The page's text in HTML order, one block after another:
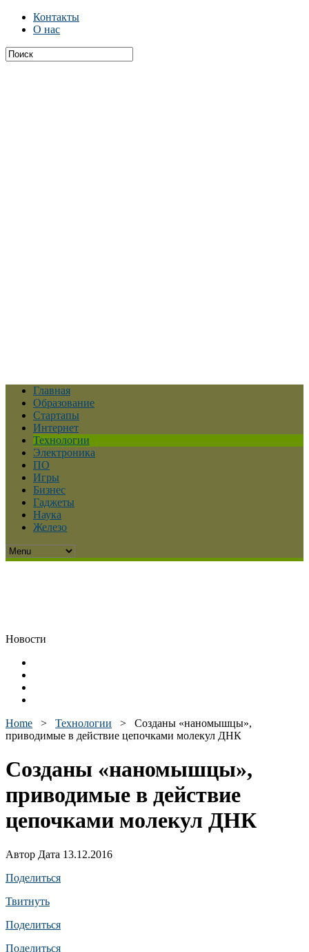
Контакты
О нас
Главная
Образование
Стартапы
Интернет
Технологии
Электроника
ПО
Игры
Бизнес
Гаджеты
Наука
Железо
Новости
Home > Технологии > Созданы «наномышцы»,
приводимые в действие цепочками молекул ДНК
Созданы «наномышцы»,
приводимые в действие
цепочками молекул ДНК
Автор Дата 13.12.2016
Поделиться
Твитнуть
Поделиться
Поделиться